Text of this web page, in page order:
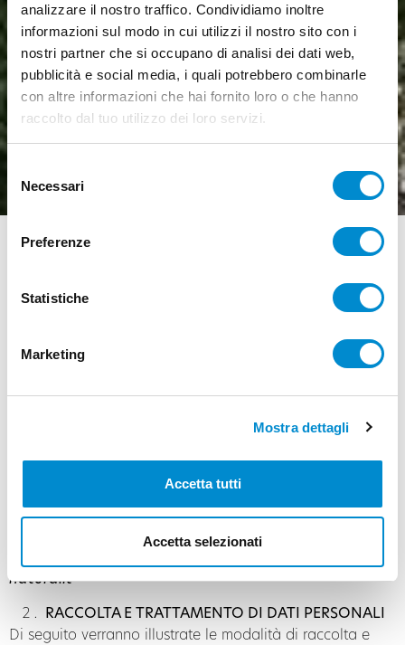
analizzare il nostro traffico. Condividiamo inoltre
informazioni sul modo in cui utilizzi il nostro sito con i
nostri partner che si occupano di analisi dei dati web,
pubblicità e social media, i quali potrebbero combinarle
con altre informazioni che hai fornito loro o che hanno
raccolto dal tuo utilizzo dei loro servizi.
delNecessari
Preferenze
Statistiche
Marketing
Mostra dettagli
Accetta tutti
Accetta selezionati
PRIVACY POLICY
La presente informativa è resa ai sensi dell’art. 13 del
General Data Protection
Regulation
Ai sensi dell’art. 4 del GDPR, il Titolare del Trattamento è:
Vettor Pisani 56 – 30013 Cavallino Treporti (Italia)
natura.it
RACCOLTA E TRATTAMENTO DI DATI PERSONALI
Di seguito verranno illustrate le modalità di raccolta e